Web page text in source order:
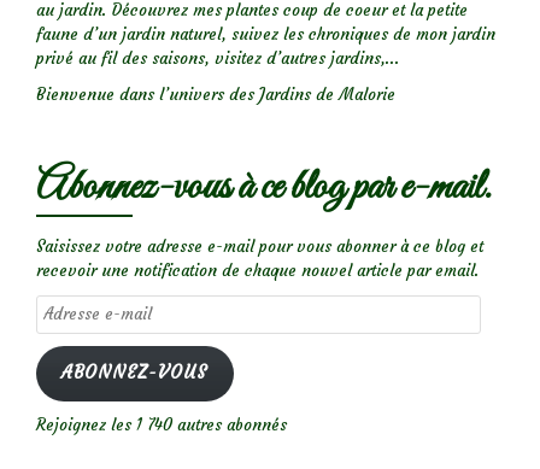
au jardin. Découvrez mes plantes coup de coeur et la petite
faune d’un jardin naturel, suivez les chroniques de mon jardin
privé au fil des saisons, visitez d’autres jardins,...
Bienvenue dans l’univers des Jardins de Malorie
Abonnez-vous à ce blog par e-mail.
Saisissez votre adresse e-mail pour vous abonner à ce blog et
recevoir une notification de chaque nouvel article par email.
Adresse
e-
mail
ABONNEZ-VOUS
Rejoignez les 1 740 autres abonnés